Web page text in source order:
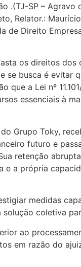
.(TJ-SP – Agravo
Relator.:
de Direito
os direitos dos
se busca é evitar
que a Lei nº
essenciais à
Grupo Toky,
futuro e
retenção
e a própria
medidas
coletiva
ao
em razão do